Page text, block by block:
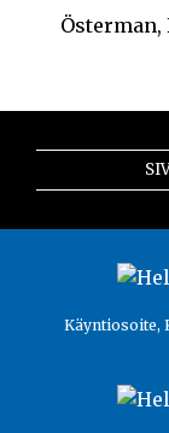
Österman,
Käyntiosoite,